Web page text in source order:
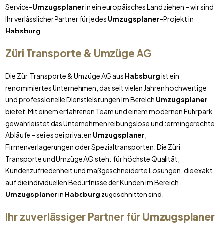
Service-Umzugsplanerin ein europäisches Land ziehen – wir sind
Ihr verlässlicher Partner für jedes Umzugsplaner-Projekt in
Habsburg
Züri Transporte & Umzüge AG
Die Züri Transporte & Umzüge AG aus Habsburgist ein
renommiertes Unternehmen, das seit vielen Jahren hochwertige
und professionelle Dienstleistungen im Bereich Umzugsplaner
bietet. Mit einem erfahrenen Team und einem modernen Fuhrpark
gewährleistet das Unternehmen reibungslose und termingerechte
Abläufe – sei es bei privaten Umzugsplaner
Firmenverlagerungen oder Spezialtransporten. Die Züri
Transporte und Umzüge AG steht für höchste Qualität,
Kundenzufriedenheit und maßgeschneiderte Lösungen, die exakt
auf die individuellen Bedürfnisse der Kunden im Bereich
Umzugsplanerin Habsburg zugeschnitten sind.
Ihr zuverlässiger Partner fürUmzugsplaner